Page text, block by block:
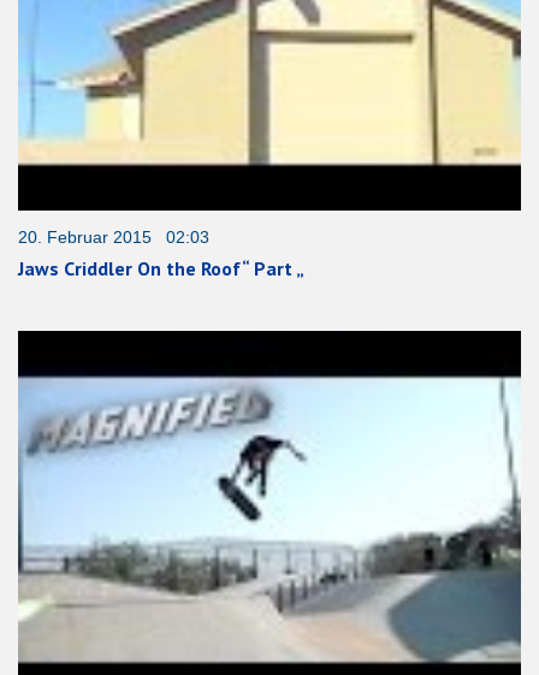
20. Februar 2015 02:03
Jaws Criddler On the Roof“ Part „